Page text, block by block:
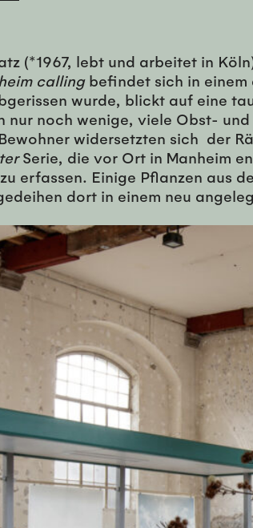
(*1967, lebt und arbeitet in
callingbefindet sich in einem
wurde, blickt auf eine
nur noch wenige, viele Obst-
widersetzten sich der
Serie, die vor Ort in Manheim
erfassen. Einige Pflanzen aus
dort in einem neu